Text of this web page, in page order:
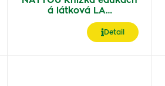
á látková LA…
Detail